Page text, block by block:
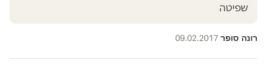
שפיטה
רונה סופר·
09.02.2017